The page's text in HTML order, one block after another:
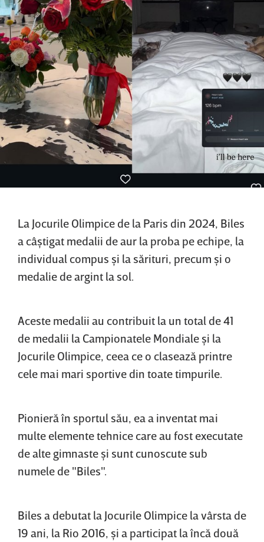
La Jocurile Olimpice de la Paris din 2024, Biles
a câştigat medalii de aur la proba pe echipe, la
individual compus şi la sărituri, precum şi o
medalie de argint la sol.
Aceste medalii au contribuit la un total de 41
de medalii la Campionatele Mondiale şi la
Jocurile Olimpice, ceea ce o clasează printre
cele mai mari sportive din toate timpurile.
Pionieră în sportul său, ea a inventat mai
multe elemente tehnice care au fost executate
de alte gimnaste şi sunt cunoscute sub
numele de "Biles".
Biles a debutat la Jocurile Olimpice la vârsta de
19 ani, la Rio 2016, şi a participat la încă două